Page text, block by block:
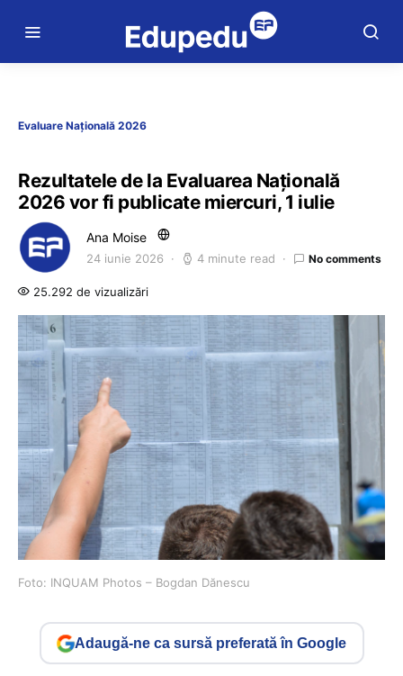
Evaluare Națională 2026
Rezultatele de la Evaluarea Națională
2026 vor fi publicate miercuri, 1 iulie
Ana Moise
24 iunie 2026 4 minute read No comments
25.292 de vizualizări
Foto: INQUAM Photos – Bogdan Dănescu
Adaugă-ne ca sursă preferată în Google